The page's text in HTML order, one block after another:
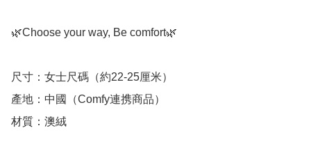
🌿Choose your way, Be comfort🌿
尺寸：女士尺碼（約22-25厘米）
產地：中國（Comfy連携商品）
材質：澳絨